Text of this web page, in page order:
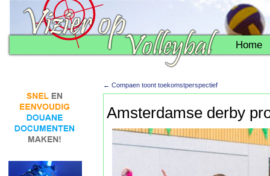
Home
← Compaen toont toekomstperspectief
Amsterdamse derby